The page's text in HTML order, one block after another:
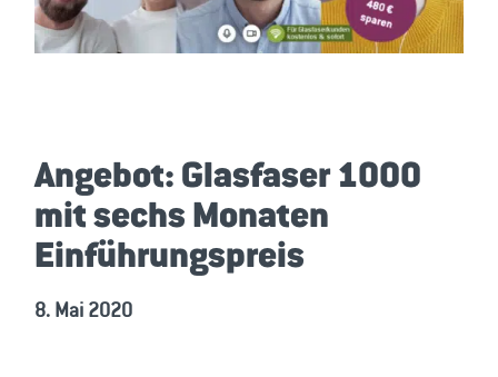
Angebot: Glasfaser 1000
mit sechs Monaten
Einführungspreis
8. Mai 2020